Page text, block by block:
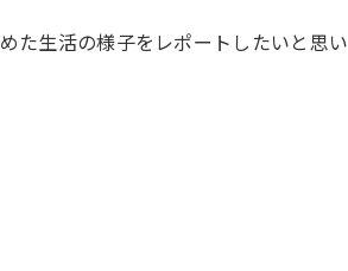
た生活の様子をレポートしたいと思い